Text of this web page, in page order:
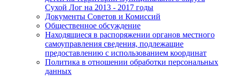
Сухой Лог на 2013 - 2017 годы
Документы Советов и Комиссий
Общественное обсуждение
Находящиеся в распоряжении органов местного
самоуправления сведения, подлежащие
предоставлению с использованием координат
Политика в отношении обработки персональных
данных